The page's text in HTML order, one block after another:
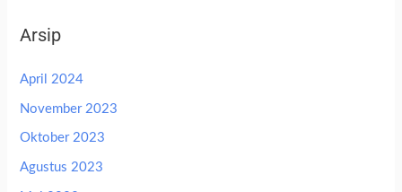
Arsip
April 2024
November 2023
Oktober 2023
Agustus 2023